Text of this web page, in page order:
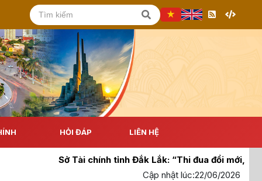
HỎI ĐÁP LIÊN HỆ
Sở Tài chính tỉnh Đắk Lắk: “Thi đua đổi mới, sáng
Cập nhật lúc:22/06/2026